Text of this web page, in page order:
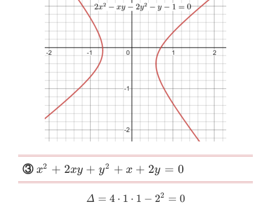
③ \small
x^{2}+2xy+y^{2}+x+2y=0
x2 + 2xy + y2 + x + 2y = 0
\varDelta=4 \cdot 1 \cdot
Δ = 4 ⋅ 1 ⋅ 1 − 22 = 0